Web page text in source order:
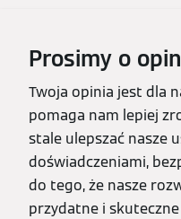
Prosimy o
Twoja opinia jest dla
pomaga nam lepiej
stale ulepszać nasze
doświadczeniami,
do tego, że nasze
przydatne i